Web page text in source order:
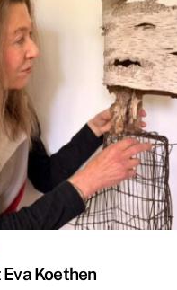
Koethen